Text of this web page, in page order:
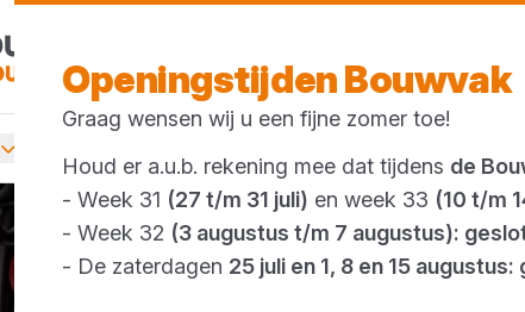
Openingstijden Bouwvak
Graag wensen wij u een fijne zomer toe!
Houd er a.u.b. rekening mee dat tijdens de
- Week 31 (27 t/m 31 juli) en week 33 (10 t/m
- Week 32 (3 augustus t/m 7 augustus):
- De zaterdagen 25 juli en 1, 8 en 15